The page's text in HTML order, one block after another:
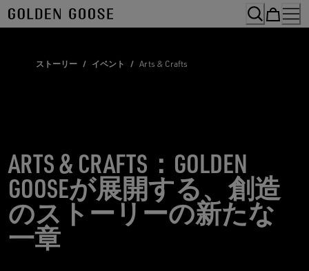
Skip
to
ストーリー / イベント / Arts & Crafts
ARTS & CRAFTS：GOLDEN
GOOSEが展開する、創造
のストーリーの新たな
一章